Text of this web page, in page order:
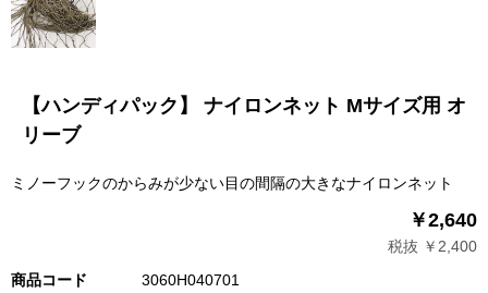
【ハンディパック】 ナイロンネット Mサイズ用 オ
リーブ
ミノーフックのからみが少ない目の間隔の大きなナイロンネット
￥2,640
税抜 ￥2,400
商品コード
3060H040701